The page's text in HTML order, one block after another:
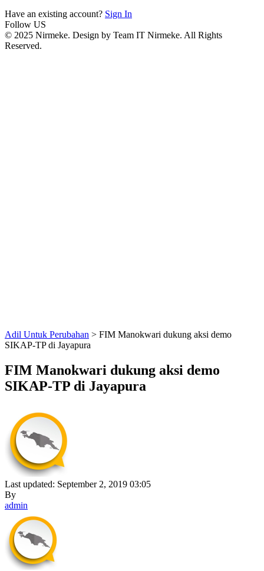
Have an existing account? Sign In
Follow US
© 2025 Nirmeke. Design by Team IT Nirmeke. All Rights
Reserved.
Adil Untuk Perubahan > FIM Manokwari dukung aksi demo
SIKAP-TP di Jayapura
FIM Manokwari dukung aksi demo
SIKAP-TP di Jayapura
Last updated: September 2, 2019 03:05
By
admin